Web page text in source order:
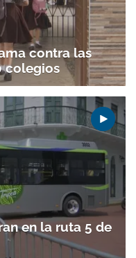
contra las
colegios
en la ruta 5 de